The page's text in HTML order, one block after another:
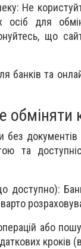
Не
осіб для
що
банків та
без
та
доступно):
варто
або